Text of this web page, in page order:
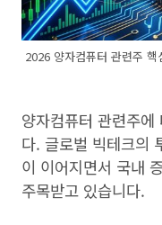
2026 양자컴퓨터 관련주
양자컴퓨터 관련주
다. 글로벌 빅테크의
이 이어지면서 국내
주목받고 있습니다.